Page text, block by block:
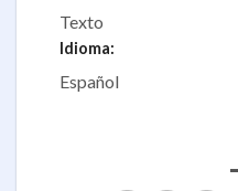
Texto
Idioma:
Español